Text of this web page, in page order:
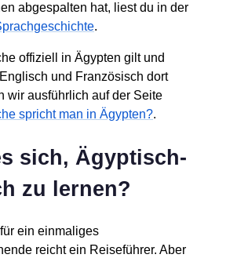
abgespalten hat, liest du in der
.
offiziell in Ägypten gilt und
und Französisch dort
wir ausführlich auf der Seite
spricht man in Ägypten?.
sich, Ägyptisch-
zu lernen?
ein einmaliges
reicht ein Reiseführer. Aber